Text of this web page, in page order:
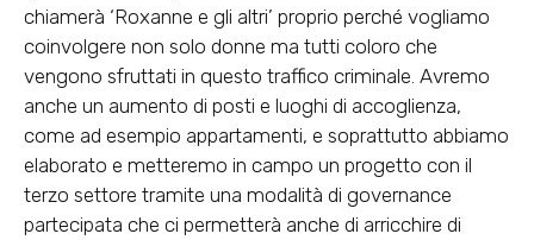
chiamerà ‘Roxanne e gli altri’ proprio perché vogliamo
coinvolgere non solo donne ma tutti coloro che
vengono sfruttati in questo traffico criminale. Avremo
anche un aumento di posti e luoghi di accoglienza,
come ad esempio appartamenti, e soprattutto abbiamo
elaborato e metteremo in campo un progetto con il
terzo settore tramite una modalità di governance
partecipata che ci permetterà anche di arricchire di